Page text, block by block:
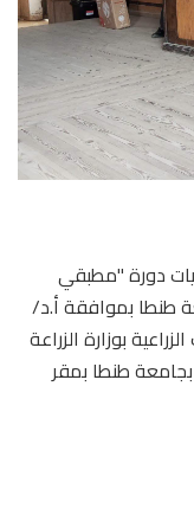
٢٠٢٦ ثاني فعاليات دورة "مطبقي
طنطا بموافقة أ.د/
بوزارة الزراعة
طنطا بمقر